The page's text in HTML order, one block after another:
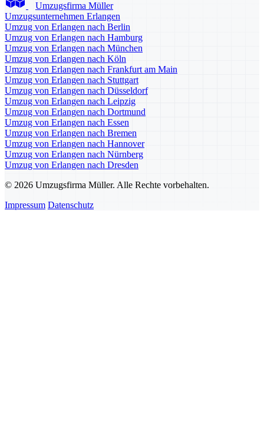
Umzugsfirma Müller
Umzugsunternehmen Erlangen
Umzug von Erlangen nach Berlin
Umzug von Erlangen nach Hamburg
Umzug von Erlangen nach München
Umzug von Erlangen nach Köln
Umzug von Erlangen nach Frankfurt am Main
Umzug von Erlangen nach Stuttgart
Umzug von Erlangen nach Düsseldorf
Umzug von Erlangen nach Leipzig
Umzug von Erlangen nach Dortmund
Umzug von Erlangen nach Essen
Umzug von Erlangen nach Bremen
Umzug von Erlangen nach Hannover
Umzug von Erlangen nach Nürnberg
Umzug von Erlangen nach Dresden
© 2026 Umzugsfirma Müller. Alle Rechte vorbehalten.
Impressum Datenschutz